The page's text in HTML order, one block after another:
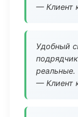
— Клиент
Удобный
реальные.
— Клиент